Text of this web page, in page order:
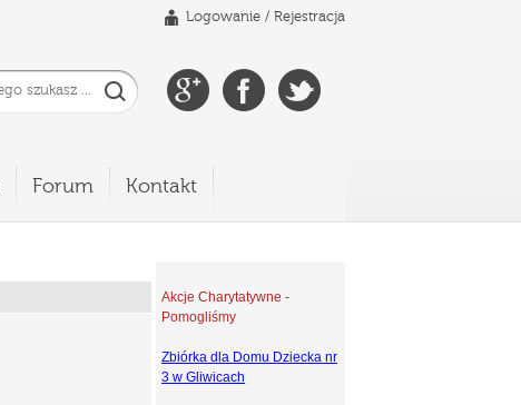
Logowanie / Rejestracja
Forum Kontakt
Akcje Charytatywne -
Pomogliśmy
Zbiórka dla Domu Dziecka nr
3 w Gliwicach